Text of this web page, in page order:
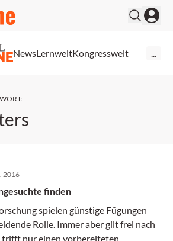
NewsLernweltKongresswelt
:
2016
finden
spielen günstige Fügungen
Rolle. Immer aber gilt frei nach
trifft nur einen vorbereiteten